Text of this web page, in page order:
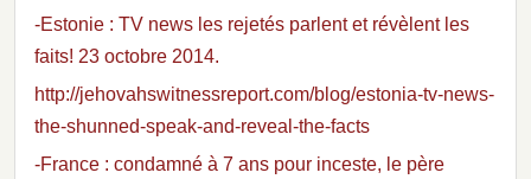
-Estonie : TV news les rejetés parlent et révèlent les
faits! 23 octobre 2014.
http://jehovahswitnessreport.com/blog/estonia-tv-news-
the-shunned-speak-and-reveal-the-facts
-France : condamné à 7 ans pour inceste, le père